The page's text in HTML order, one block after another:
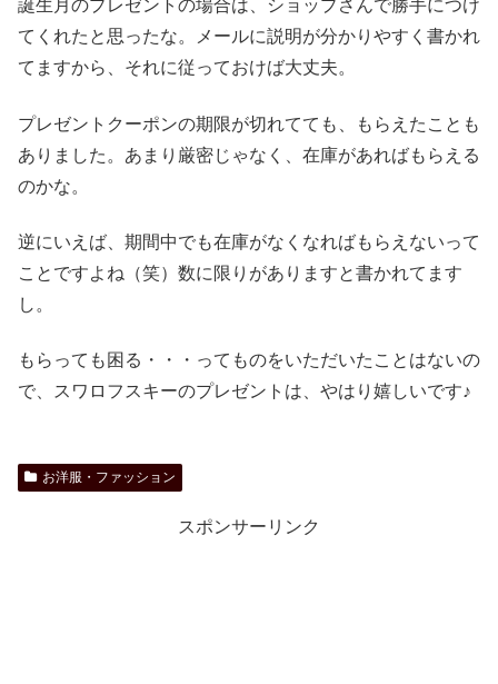
誕生月のプレゼントの場合は、ショップさんで勝手につけ
てくれたと思ったな。メールに説明が分かりやすく書かれ
てますから、それに従っておけば大丈夫。
プレゼントクーポンの期限が切れてても、もらえたことも
ありました。あまり厳密じゃなく、在庫があればもらえる
のかな。
逆にいえば、期間中でも在庫がなくなればもらえないって
ことですよね（笑）数に限りがありますと書かれてます
し。
もらっても困る・・・ってものをいただいたことはないの
で、スワロフスキーのプレゼントは、やはり嬉しいです♪
お洋服・ファッション
スポンサーリンク